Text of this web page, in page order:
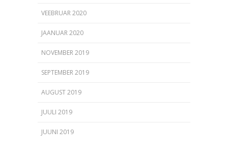
VEEBRUAR 2020
JAANUAR 2020
NOVEMBER 2019
SEPTEMBER 2019
AUGUST 2019
JUULI 2019
JUUNI 2019